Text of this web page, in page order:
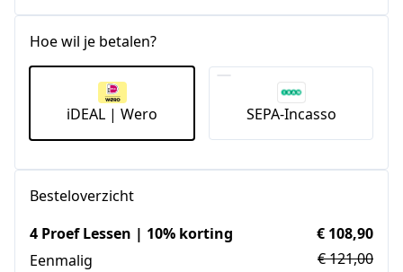
Hoe wil je betalen?
iDEAL | Wero SEPA-Incasso
Besteloverzicht
4 Proef Lessen | 10% korting
Eenmalig
€ 108,90
€ 121,00